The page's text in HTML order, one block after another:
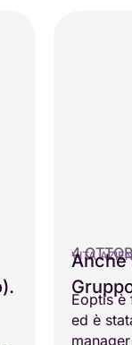
4
VITA
Anche
Eoptis è
ed è
manager